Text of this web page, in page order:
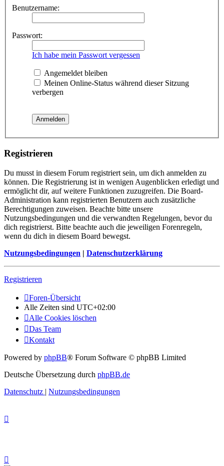
Benutzername:
Passwort:
Ich habe mein Passwort vergessen
Angemeldet bleiben
Meinen Online-Status während dieser Sitzung
verbergen
Registrieren
Du musst in diesem Forum registriert sein, um dich anmelden zu
können. Die Registrierung ist in wenigen Augenblicken erledigt und
ermöglicht dir, auf weitere Funktionen zuzugreifen. Die Board-
Administration kann registrierten Benutzern auch zusätzliche
Berechtigungen zuweisen. Beachte bitte unsere
Nutzungsbedingungen und die verwandten Regelungen, bevor du
dich registrierst. Bitte beachte auch die jeweiligen Forenregeln,
wenn du dich in diesem Board bewegst.
Nutzungsbedingungen | Datenschutzerklärung
Registrieren
Foren-Übersicht
Alle Zeiten sind UTC+02:00
Alle Cookies löschen
Das Team
Kontakt
Powered by phpBB® Forum Software © phpBB Limited
Deutsche Übersetzung durch phpBB.de
Datenschutz | Nutzungsbedingungen